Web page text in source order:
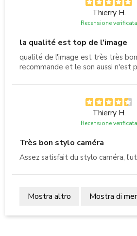
Thierry H.
Recensione verificata
la qualité est top de l'image
qualité de l'image est très très
recommande et le son aussi n'est
Thierry H.
Recensione verificata
Très bon stylo caméra
Assez satisfait du stylo caméra,
Mostra altro Mostra di